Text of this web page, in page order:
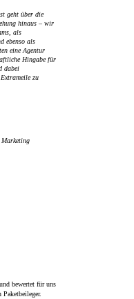
geht über die
hinaus – wir
als
ebenso als
eine Agentur
Hingabe für
dabei
zu
Marketing
bewertet für uns
Paketbeileger.